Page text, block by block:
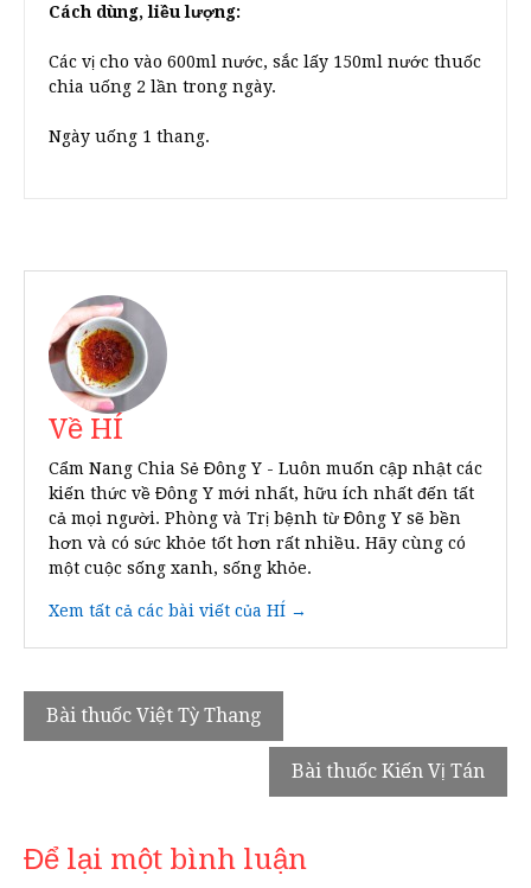
Cách dùng, liều lượng:
Các vị cho vào 600ml nước, sắc lấy 150ml nước thuốc
chia uống 2 lần trong ngày.
Ngày uống 1 thang.
Về HÍ
Cẩm Nang Chia Sẻ Đông Y - Luôn muốn cập nhật các
kiến thức về Đông Y mới nhất, hữu ích nhất đến tất
cả mọi người. Phòng và Trị bệnh từ Đông Y sẽ bền
hơn và có sức khỏe tốt hơn rất nhiều. Hãy cùng có
một cuộc sống xanh, sống khỏe.
Xem tất cả các bài viết của HÍ →
Điều
hướng
Bài thuốc Việt Tỳ Thang
Bài thuốc Kiến Vị Tán
Để lại một bình luận